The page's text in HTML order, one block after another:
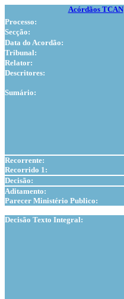
Acórdãos TCAN
Processo:
Secção:
Data do Acordão:
Tribunal:
Relator:
Descritores:
Sumário:
Recorrente:
Recorrido 1:
Decisão:
Aditamento:
Parecer Ministério Publico:
Decisão Texto Integral: